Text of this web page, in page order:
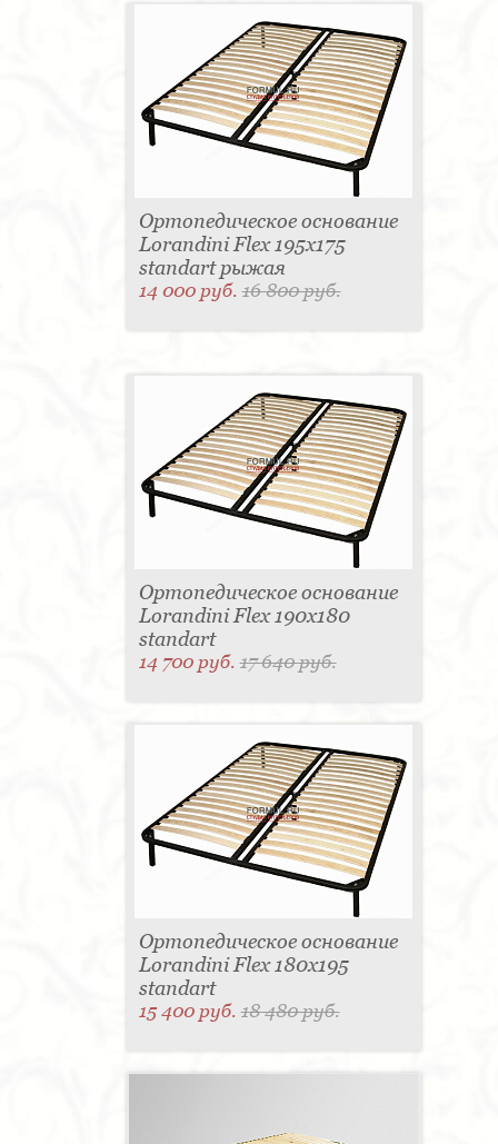
Ортопедическое основание
Lorandini Flex 195x175
standart рыжая
14 000 руб.16 800 руб.
Ортопедическое основание
Lorandini Flex 190x180
standart
14 700 руб.17 640 руб.
Ортопедическое основание
Lorandini Flex 180x195
standart
15 400 руб.18 480 руб.